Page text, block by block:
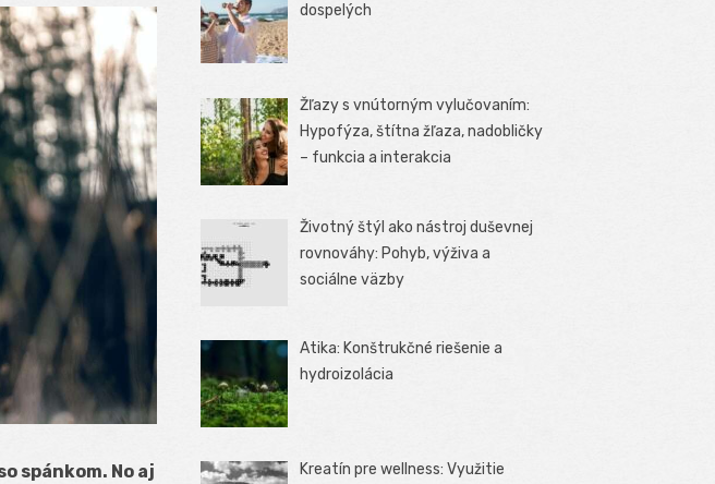
spánkom. No aj
dospelých
Žľazy s vnútorným vylučovaním:
Hypofýza, štítna žľaza, nadobličky
– funkcia a interakcia
Životný štýl ako nástroj duševnej
rovnováhy: Pohyb, výživa a
sociálne väzby
Atika: Konštrukčné riešenie a
hydroizolácia
Kreatín pre wellness: Využitie